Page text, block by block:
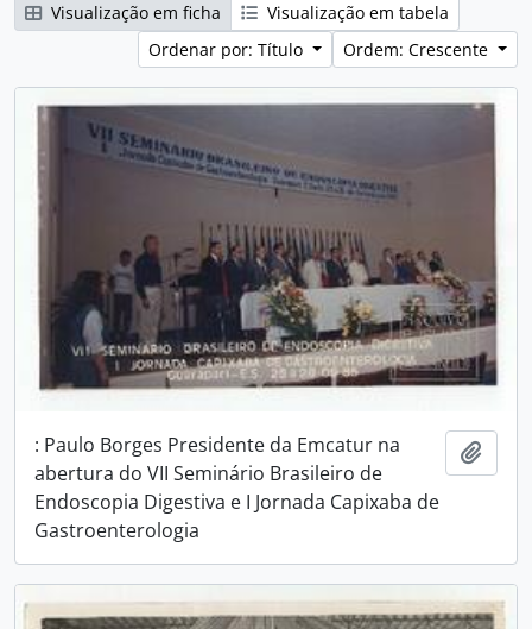
Visualização em ficha
Visualização em tabela
Ordenar por: Título
Ordem: Crescente
: Paulo Borges Presidente da Emcatur na
abertura do VII Seminário Brasileiro de
Endoscopia Digestiva e I Jornada Capixaba de
Gastroenterologia